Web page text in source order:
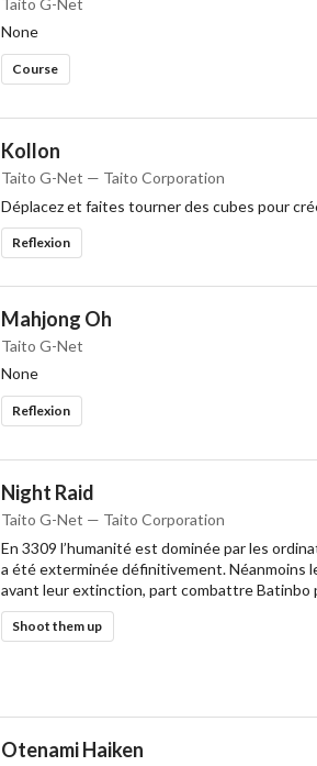
None
Course
Kollon
Taito G-Net — Taito Corporation
Déplacez et faites tourner des cubes pour
Reflexion
Mahjong Oh
Taito G-Net
None
Reflexion
Night Raid
Taito G-Net — Taito Corporation
En 3309 l’humanité est dominée par les
a été exterminée définitivement. Néanmoins
avant leur extinction, part combattre Batinbo
Shoot them up
Otenami Haiken